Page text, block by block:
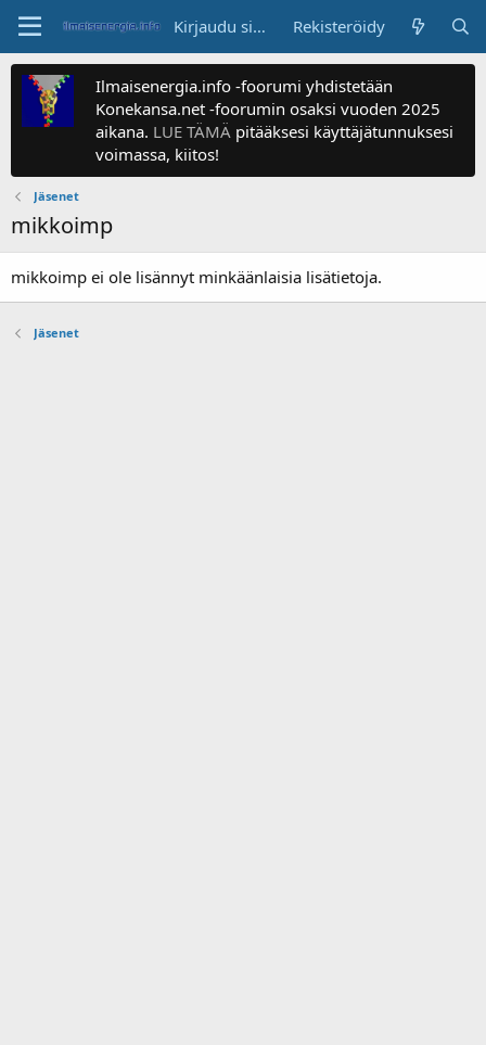
Kirjaudu sisään Rekisteröidy
Ilmaisenergia.info -foorumi yhdistetään
Konekansa.net -foorumin osaksi vuoden 2025
aikana. LUE TÄMÄ pitääksesi käyttäjätunnuksesi
voimassa, kiitos!
Jäsenet
mikkoimp
mikkoimp ei ole lisännyt minkäänlaisia lisätietoja.
Jäsenet